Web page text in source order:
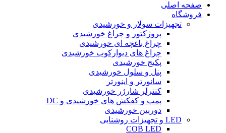
صفحه اصلی
فروشگاه
تجهیزات سولار و خورشیدی
پروژکتور و چراغ خورشیدی
چراغ باغچه ای خورشیدی
چراغ های دیوارکوب خورشیدی
پکیج خورشیدی
پنل و سلول خورشیدی
سانورتر و اینورتر
کنترلر شارژر خورشیدی
پمپ و کفکش های خورشیدی و DC
دوربین خورشیدی
LED و تجهیزات روشنایی
COB LED